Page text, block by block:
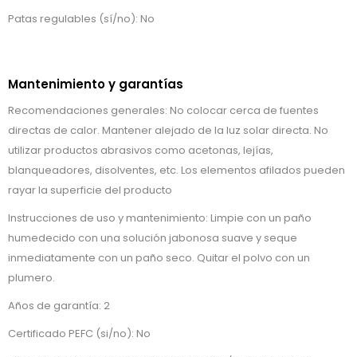
Patas regulables (sí/no): No
Mantenimiento y garantías
Recomendaciones generales: No colocar cerca de fuentes
directas de calor. Mantener alejado de la luz solar directa. No
utilizar productos abrasivos como acetonas, lejías,
blanqueadores, disolventes, etc. Los elementos afilados pueden
rayar la superficie del producto
Instrucciones de uso y mantenimiento: Limpie con un paño
humedecido con una solución jabonosa suave y seque
inmediatamente con un paño seco. Quitar el polvo con un
plumero.
Años de garantía: 2
Certificado PEFC (si/no): No